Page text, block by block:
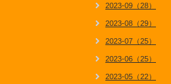
2023-09（28）
2023-08（29）
2023-07（25）
2023-06（25）
2023-05（22）